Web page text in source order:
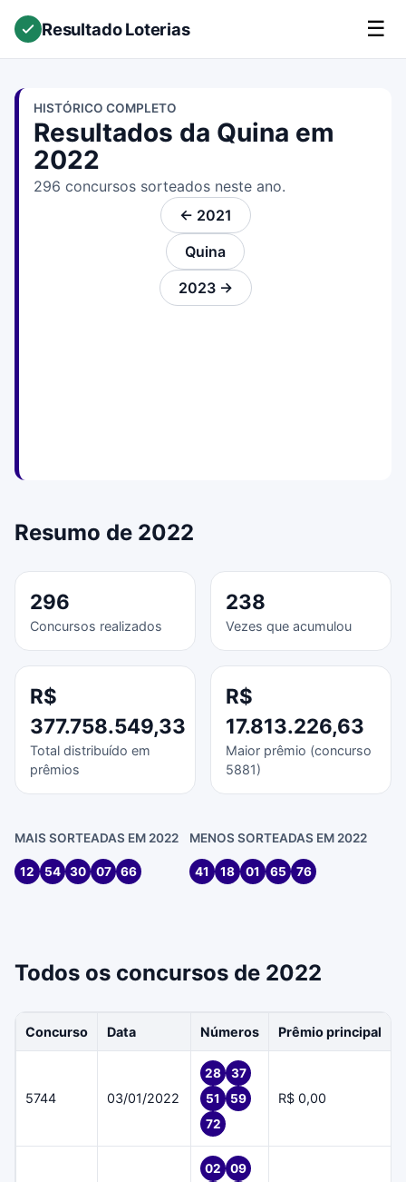
Resultado Loterias ☰
HISTÓRICO COMPLETO
Resultados da Quina em
2022
296 concursos sorteados neste ano.
← 2021
Quina
2023 →
Resumo de 2022
296
Concursos realizados
238
Vezes que acumulou
R$
377.758.549,33
Total distribuído em
prêmios
R$
17.813.226,63
Maior prêmio (concurso
5881)
MAIS SORTEADAS EM 2022
12 54 30 07 66
MENOS SORTEADAS EM 2022
41 18 01 65 76
Todos os concursos de 2022
Concurso Data Números Prêmio principal
5744 03/01/2022
28
37
51
59
72
R$ 0,00
02
09